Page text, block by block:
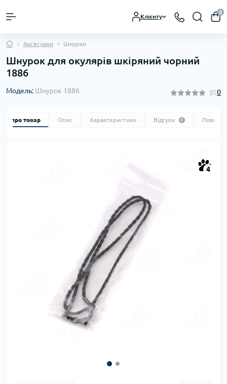
Клієнту
0
Аксесуари Шнурки
Шнурок для окулярів шкіряний чорний
1886
Модель: Шнурок 1886 0
про товар Опис Характеристики Відгуки 0
4